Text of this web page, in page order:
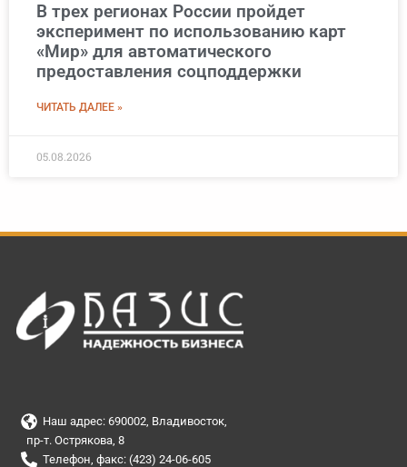
В трех регионах России пройдет
эксперимент по использованию карт
«Мир» для автоматического
предоставления соцподдержки
ЧИТАТЬ ДАЛЕЕ »
05.08.2026
Наш адрес: 690002, Владивосток,
пр-т. Острякова, 8
Телефон, факс: (423) 24-06-605